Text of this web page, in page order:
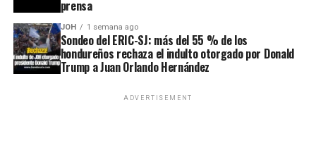
prensa
JOH 1 semana ago
Sondeo del ERIC-SJ: más del 55 % de los
hondureños rechaza el indulto otorgado por Donald
Trump a Juan Orlando Hernández
ADVERTISEMENT